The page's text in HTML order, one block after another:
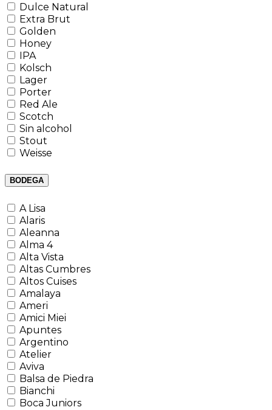
Dulce Natural
Extra Brut
Golden
Honey
IPA
Kolsch
Lager
Porter
Red Ale
Scotch
Sin alcohol
Stout
Weisse
BODEGA
A Lisa
Alaris
Aleanna
Alma 4
Alta Vista
Altas Cumbres
Altos Cuises
Amalaya
Ameri
Amici Miei
Apuntes
Argentino
Atelier
Aviva
Balsa de Piedra
Bianchi
Boca Juniors